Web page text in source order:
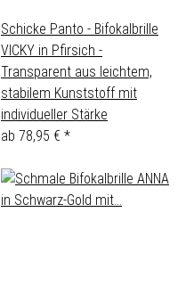
Schicke Panto - Bifokalbrille
VICKY in Pfirsich -
Transparent aus leichtem,
stabilem Kunststoff mit
individueller Stärke
ab 78,95 € *